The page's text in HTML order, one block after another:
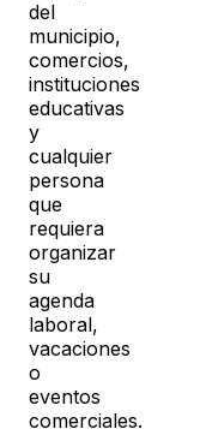
del
municipio,
comercios,
instituciones
educativas
y
cualquier
persona
que
requiera
organizar
su
agenda
laboral,
vacaciones
o
eventos
comerciales.